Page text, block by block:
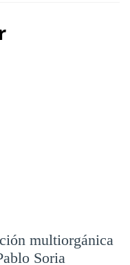
multiorgánica
Soria